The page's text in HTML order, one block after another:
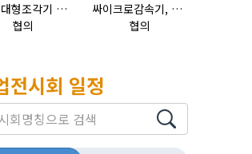
CNC 대형조각기 K-2040B
협의
싸이크로감속기, 감속기제작
협의
전시회 일정